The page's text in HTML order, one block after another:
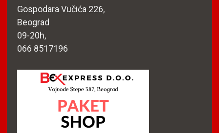
Gospodara Vučića 226,
Beograd
09-20h,
066 8517196